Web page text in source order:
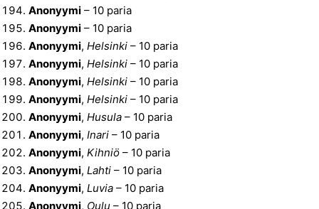
Anonyymi – 10 paria
Anonyymi – 10 paria
Anonyymi, Helsinki – 10 paria
Anonyymi, Helsinki – 10 paria
Anonyymi, Helsinki – 10 paria
Anonyymi, Helsinki – 10 paria
Anonyymi, Husula – 10 paria
Anonyymi, Inari – 10 paria
Anonyymi, Kihniö – 10 paria
Anonyymi, Lahti – 10 paria
Anonyymi, Luvia – 10 paria
Anonyymi, Oulu – 10 paria